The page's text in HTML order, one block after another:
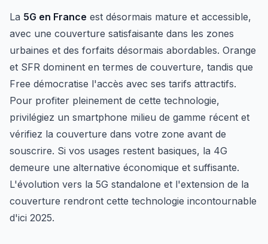
La 5G en France est désormais mature et accessible,
avec une couverture satisfaisante dans les zones
urbaines et des forfaits désormais abordables. Orange
et SFR dominent en termes de couverture, tandis que
Free démocratise l'accès avec ses tarifs attractifs.
Pour profiter pleinement de cette technologie,
privilégiez un smartphone milieu de gamme récent et
vérifiez la couverture dans votre zone avant de
souscrire. Si vos usages restent basiques, la 4G
demeure une alternative économique et suffisante.
L'évolution vers la 5G standalone et l'extension de la
couverture rendront cette technologie incontournable
d'ici 2025.